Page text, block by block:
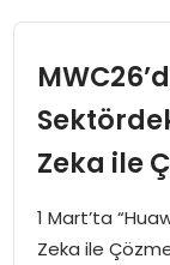
TEKNOLOJI
EĞITIM
Zeka ile
1 Mart’ta
Zeka ile